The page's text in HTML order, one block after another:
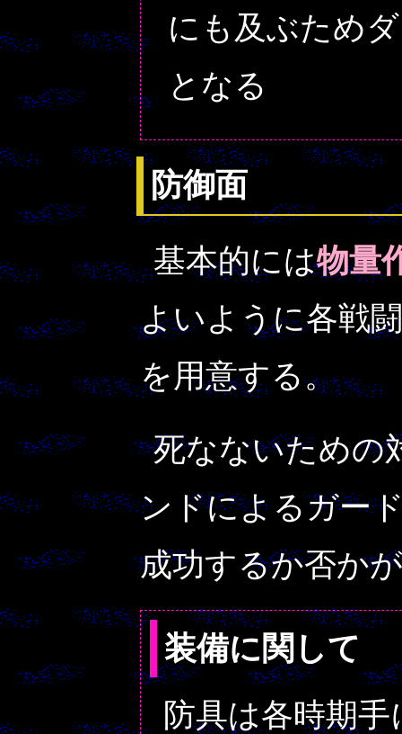
にも及ぶため
となる
防御面
基本的には物量
よいように各戦
を用意する。
死なないための
ンドによるガー
成功するか否か
装備に関して
防具は各時期